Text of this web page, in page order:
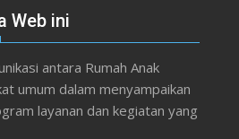
Web ini
antara Rumah Anak
umum dalam menyampaikan
layanan dan kegiatan yang